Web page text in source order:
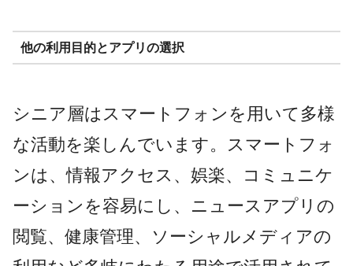
他の利用目的とアプリの選択
シニア層はスマートフォンを用いて多様
な活動を楽しんでいます。スマートフォ
ンは、情報アクセス、娯楽、コミュニケ
ーションを容易にし、ニュースアプリの
閲覧、健康管理、ソーシャルメディアの